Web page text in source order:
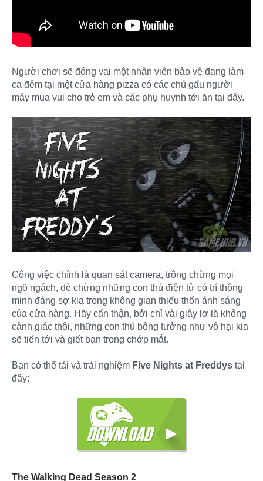
Người chơi sẽ đóng vai một nhân viên bảo vệ đang làm
ca đêm tại một cửa hàng pizza có các chú gấu người
máy mua vui cho trẻ em và các phụ huynh tới ăn tại đây.
Công việc chính là quan sát camera, trông chừng mọi
ngõ ngách, dè chừng những con thú điện tử có trí thông
minh đáng sợ kia trong không gian thiếu thốn ánh sáng
của cửa hàng. Hãy cẩn thận, bởi chỉ vài giây lơ là không
cảnh giác thôi, những con thú bông tưởng như vô hại kia
sẽ tiến tới và giết bạn trong chớp mắt.
Bạn có thể tải và trải nghiệm Five Nights at Freddys tại
đây:
The Walking Dead Season 2